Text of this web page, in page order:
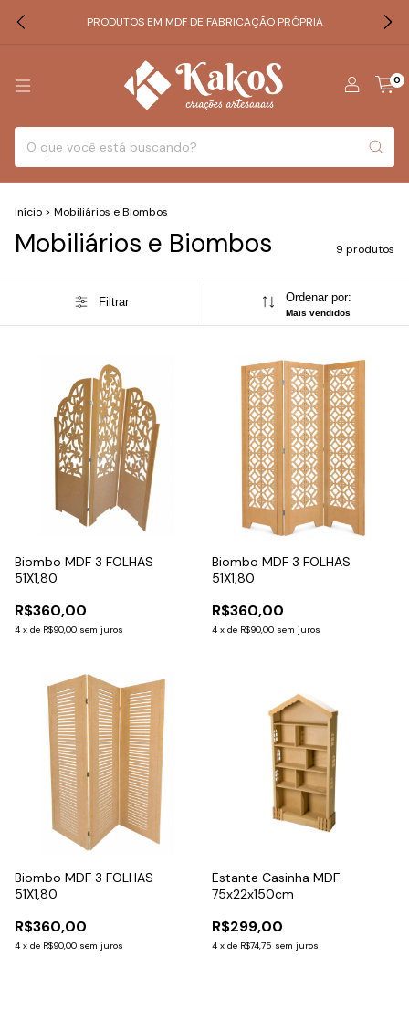
PRODUTOS EM MDF DE FABRICAÇÃO PRÓPRIA
0
Início > Mobiliários e Biombos
Mobiliários e Biombos 9 produtos
Filtrar Ordenar por:
Mais vendidos
Biombo MDF 3 FOLHAS
51X1,80
R$360,00
4 x de R$90,00 sem juros
Biombo MDF 3 FOLHAS
51X1,80
R$360,00
4 x de R$90,00 sem juros
Biombo MDF 3 FOLHAS
51X1,80
R$360,00
4 x de R$90,00 sem juros
Estante Casinha MDF
75x22x150cm
R$299,00
4 x de R$74,75 sem juros